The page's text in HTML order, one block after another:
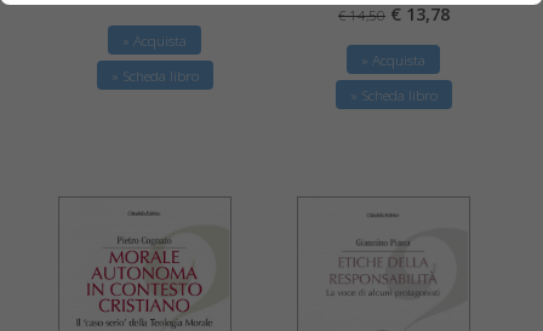
» Acquista
» Scheda libro
€ 14,50 € 13,78
» Acquista
» Scheda libro